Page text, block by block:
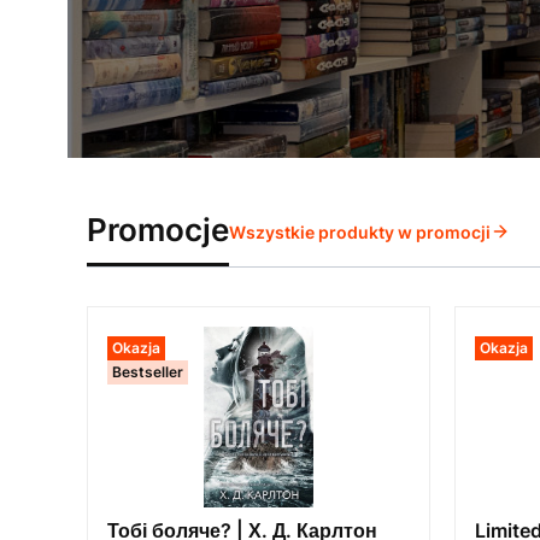
PromocjeWszystkie produkty w promocji
Okazja
Bestseller
Тобі боляче? | Х. Д. Карлтон
Okazja